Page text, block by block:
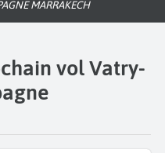
MARRAKECH
vol Vatry-